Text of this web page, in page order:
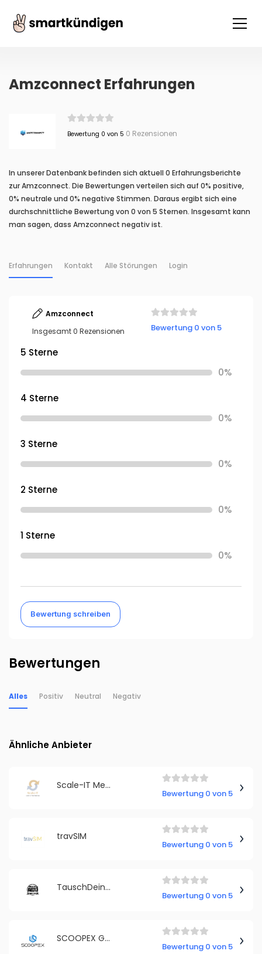
Amzconnect Erfahrungen
Bewertung 0 von 5 0 Rezensionen
In unserer Datenbank befinden sich aktuell 0 Erfahrungsberichte
zur Amzconnect. Die Bewertungen verteilen sich auf 0% positive,
0% neutrale und 0% negative Stimmen. Daraus ergibt sich eine
durchschnittliche Bewertung von 0 von 5 Sternen. Insgesamt kann
man sagen, dass Amzconnect negativ ist.
Erfahrungen Kontakt Alle Störungen Login
Amzconnect
Insgesamt 0 Rezensionen
Bewertung 0 von 5
5 Sterne
0%
4 Sterne
0%
3 Sterne
0%
2 Sterne
0%
1 Sterne
0%
Bewertung schreiben
Bewertungen
Alles Positiv Neutral Negativ
Ähnliche Anbieter
Scale-IT Media | Digitalagentur Florian Göbel
Bewertung 0 von 5
travSIM
Bewertung 0 von 5
TauschDeinAuto.com
Bewertung 0 von 5
SCOOPEX GmbH
Bewertung 0 von 5